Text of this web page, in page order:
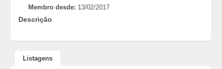
Membro desde: 13/02/2017
Descrição
Listagens